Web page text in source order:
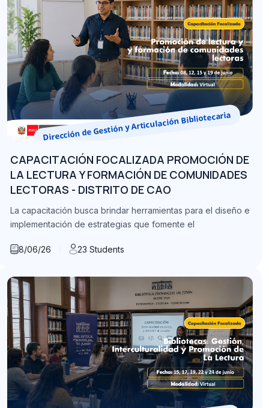
Dirección de Gestión y Articulación Bibliotecaria
CAPACITACIÓN FOCALIZADA PROMOCIÓN DE
LA LECTURA Y FORMACIÓN DE COMUNIDADES
LECTORAS - DISTRITO DE CAO
La capacitación busca brindar herramientas para el diseño e
implementación de estrategias que fomente el
8/06/26 23 Students